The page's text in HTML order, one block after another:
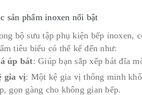
sản phẩm inoxen nổi bật
bộ sưu tập phụ kiện bếp inoxen,
tiêu biểu có thể kể đến như:
úp bát: Giúp bạn sắp xếp bát đĩa
gia vị: Một kệ gia vị thông minh
gọn gàng cho không gian bếp.